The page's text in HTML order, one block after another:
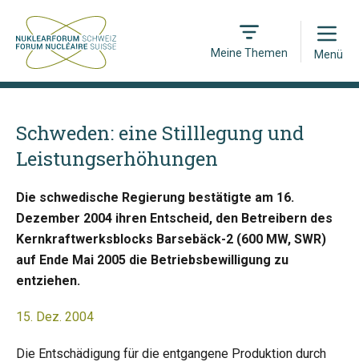
Meine Themen
Open
Menü
Schweden: eine Stilllegung und
Leistungserhöhungen
Die schwedische Regierung bestätigte am 16.
Dezember 2004 ihren Entscheid, den Betreibern des
Kernkraftwerksblocks Barsebäck-2 (600 MW, SWR)
auf Ende Mai 2005 die Betriebsbewilligung zu
entziehen.
15. Dez. 2004
Die Entschädigung für die entgangene Produktion durch